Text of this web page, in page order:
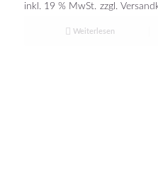
inkl. 19 % MwSt. zzgl.
Weiterlesen